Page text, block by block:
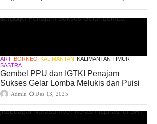
ART BORNEO KALIMANTAN KALIMANTAN TIMUR
SASTRA
Gembel PPU dan IGTKI Penajam
Sukses Gelar Lomba Melukis dan Puisi
Admin Des 13, 2025